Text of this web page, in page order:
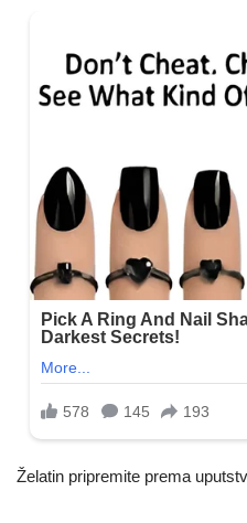
Želatin pripremite prema